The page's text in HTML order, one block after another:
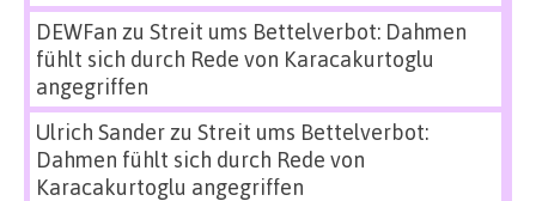
DEWFan zu Streit ums Bettelverbot: Dahmen
fühlt sich durch Rede von Karacakurtoglu
angegriffen
Ulrich Sanderzu Streit ums Bettelverbot:
Dahmen fühlt sich durch Rede von
Karacakurtoglu angegriffen